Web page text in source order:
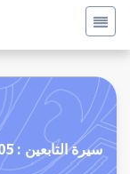
سيرة التابعين : 05 - التابعي إياس بن معاوية المزني